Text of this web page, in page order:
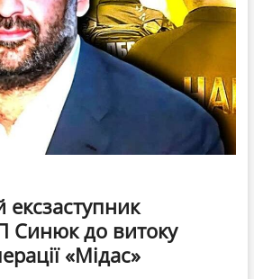
Синюк до витоку
«Мідас»